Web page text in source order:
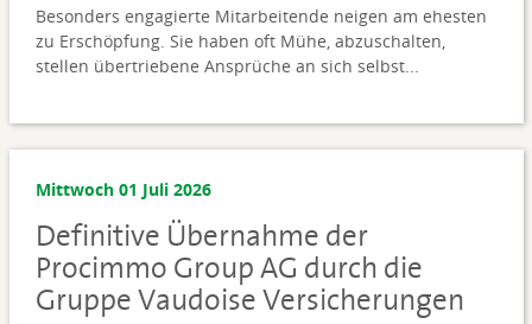
Besonders engagierte Mitarbeitende neigen am ehesten
zu Erschöpfung. Sie haben oft Mühe, abzuschalten,
stellen übertriebene Ansprüche an sich selbst...
Mittwoch 01 Juli 2026
Definitive Übernahme der
Procimmo Group AG durch die
Gruppe Vaudoise Versicherungen